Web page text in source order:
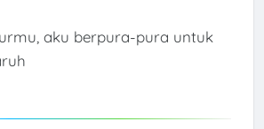
aku berpura-pura untuk